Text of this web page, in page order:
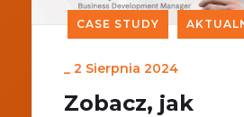
CASE STUDY
_ 2 Sierpnia 2024
Zobacz, jak